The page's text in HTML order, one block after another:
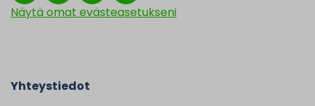
Näytä omat evästeasetukseni
Yhteystiedot